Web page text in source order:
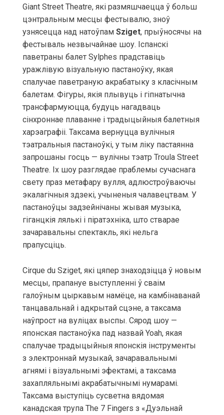
Giant Street Theatre, які размяшчаецца ў больш
цэнтральным месцы фестывалю, зноў
узнясецца над натоўпам Sziget, прыўносячы на
фестываль незвычайнае шоу. Іспанскі
паветраны балет Sylphes прадставіць
уражлівую візуальную пастаноўку, якая
спалучае паветраную акрабатыку з класічным
балетам. Фігуры, якія плывуць і гіпнатычна
трансфармуюцца, будуць нагадваць
сінхроннае плаванне і традыцыйныя балетныя
харэаграфіі. Таксама вернуцца вулічныя
тэатральныя пастаноўкі, у тым ліку пастаянна
запрошаны госць — вулічны тэатр Troula Street
Theatre. Іх шоу разглядае праблемы сучаснага
свету праз метафару вулля, адлюстроўваючы
экалагічныя здзекі, учыненыя чалавецтвам. У
пастаноўцы задзейнічаны жывая музыка,
гіганцкія лялькі і піратэхніка, што стварае
зачаравальны спектакль, які нельга
прапусціць.
Cirque du Sziget, які цяпер знаходзіцца ў новым
месцы, прапануе выступленні ў сваім
галоўным цыркавым намёце, на камбінаванай
танцавальнай і адкрытай сцэне, а таксама
наўпрост на вуліцах выспы. Сярод шоу —
японская пастаноўка пад назвай Yoah, якая
спалучае традыцыйныя японскія інструменты
з электроннай музыкай, зачаравальнымі
агнямі і візуальнымі эфектамі, а таксама
захапляльнымі акрабатычнымі нумарамі.
Таксама выступіць сусветна вядомая
канадская трупа The 7 Fingers з «Дуэльнай